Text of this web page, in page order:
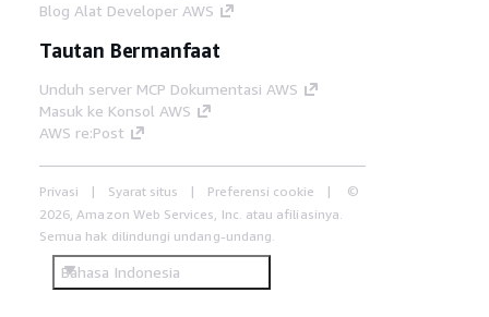
Blog Alat Developer AWS
Tautan Bermanfaat
Unduh server MCP Dokumentasi AWS
Masuk ke Konsol AWS
AWS re:Post
Privasi Syarat situs Preferensi cookie
©
2026, Amazon Web Services, Inc. atau afiliasinya.
Semua hak dilindungi undang-undang.
Bahasa Indonesia